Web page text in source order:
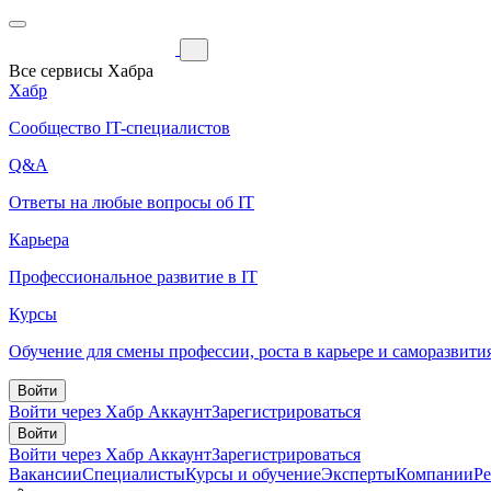
Все сервисы Хабра
Хабр
Сообщество IT-специалистов
Q&A
Ответы на любые вопросы об IT
Карьера
Профессиональное развитие в IT
Курсы
Обучение для смены профессии, роста в карьере и
Войти
Войти через Хабр АккаунтЗарегистрироваться
Войти
Войти через Хабр АккаунтЗарегистрироваться
ВакансииСпециалистыКурсы и обучениеЭкспертыКомпании